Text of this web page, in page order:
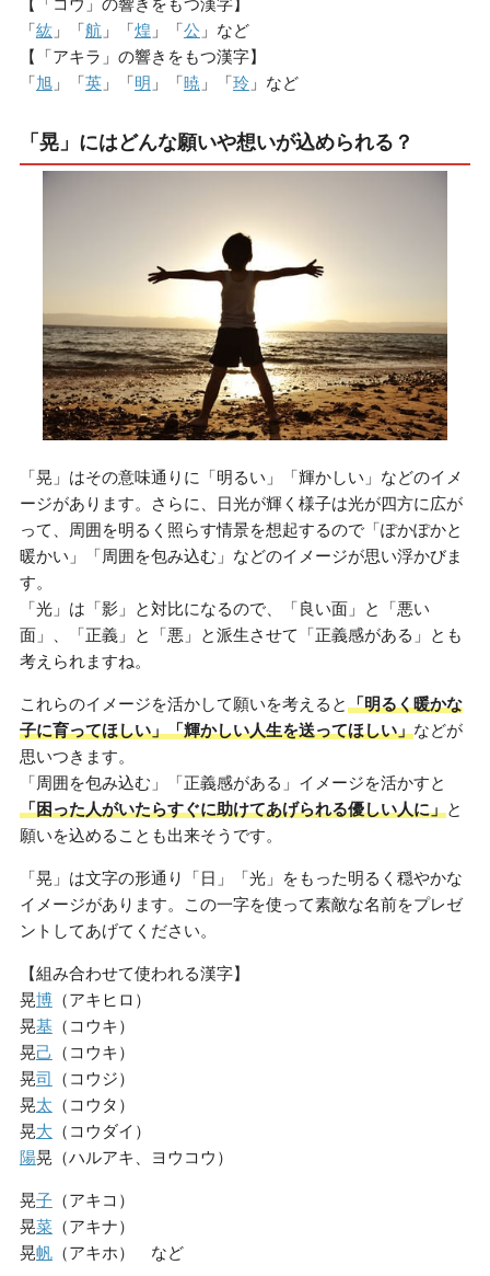
「紘」「航 」「煌 」「公 」など
【「アキラ」の響きをもつ漢字】
「旭」「英」「明 」「暁 」「玲」など
「晃」にはどんな願いや想いが込められる？
「晃」はその意味通りに「明るい」「輝かしい」などのイメ
ージがあります。さらに、日光が輝く様子は光が四方に広が
って、周囲を明るく照らす情景を想起するので「ぽかぽかと
暖かい」「周囲を包み込む」などのイメージが思い浮かびま
す。
「光」は「影」と対比になるので、「良い面」と「悪い
面」、「正義」と「悪」と派生させて「正義感がある」とも
考えられますね。
これらのイメージを活かして願いを考えると「明るく暖かな
子に育ってほしい」「輝かしい人生を送ってほしい」などが
思いつきます。
「周囲を包み込む」「正義感がある」イメージを活かすと
「困った人がいたらすぐに助けてあげられる優しい人に」と
願いを込めることも出来そうです。
「晃」は文字の形通り「日」「光」をもった明るく穏やかな
イメージがあります。この一字を使って素敵な名前をプレゼ
ントしてあげてください。
【組み合わせて使われる漢字】
晃博（アキヒロ）
晃基 （コウキ）
晃己
（コウキ）
晃司
（コウジ）
晃太 （コウタ）
晃大 （コウダイ）
陽晃（ハルアキ、ヨウコウ）
晃子（アキコ）
晃菜（アキナ）
晃帆（アキホ） など